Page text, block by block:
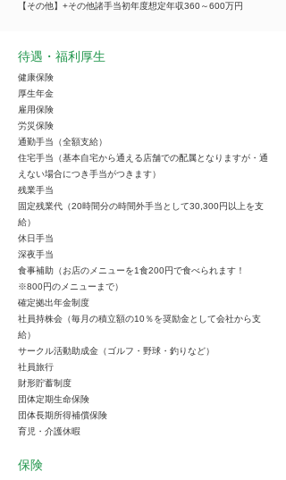
【その他】+その他諸手当初年度想定年収360～600万円
待遇・福利厚生
健康保険
厚生年金
雇用保険
労災保険
通勤手当（全額支給）
住宅手当（基本自宅から通える店舗での配属となりますが・通
えない場合につき手当がつきます）
残業手当
固定残業代（20時間分の時間外手当として30,300円以上を支
給）
休日手当
深夜手当
食事補助（お店のメニューを1食200円で食べられます！
※800円のメニューまで）
確定拠出年金制度
社員持株会（毎月の積立額の10％を奨励金として会社から支
給）
サークル活動助成金（ゴルフ・野球・釣りなど）
社員旅行
財形貯蓄制度
団体定期生命保険
団体長期所得補償保険
育児・介護休暇
保険